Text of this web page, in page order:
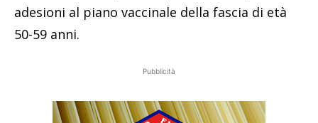
adesioni al piano vaccinale della fascia di età
50-59 anni.
Pubblicità